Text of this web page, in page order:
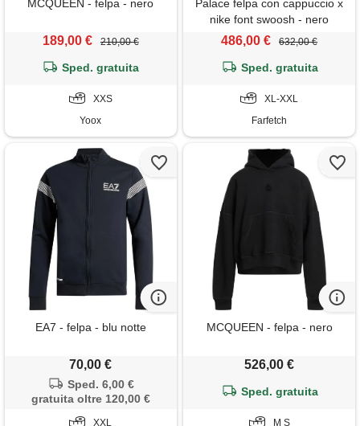
MCQUEEN - felpa - nero
189,00 € 210,00 €
Sped. gratuita
XXS
Yoox
Palace felpa con cappuccio x
nike font swoosh - nero
486,00 € 632,00 €
Sped. gratuita
XL-XXL
Farfetch
EA7 - felpa - blu notte
70,00 €
Sped. 6,00 €
gratuita oltre 120,00 €
XXL
MCQUEEN - felpa - nero
526,00 €
Sped. gratuita
M S